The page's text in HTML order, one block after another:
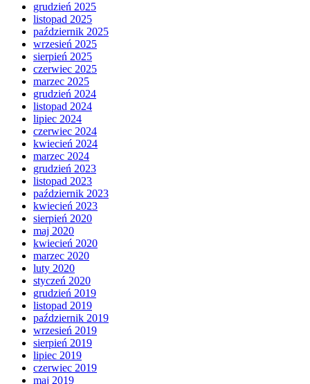
grudzień 2025
listopad 2025
październik 2025
wrzesień 2025
sierpień 2025
czerwiec 2025
marzec 2025
grudzień 2024
listopad 2024
lipiec 2024
czerwiec 2024
kwiecień 2024
marzec 2024
grudzień 2023
listopad 2023
październik 2023
kwiecień 2023
sierpień 2020
maj 2020
kwiecień 2020
marzec 2020
luty 2020
styczeń 2020
grudzień 2019
listopad 2019
październik 2019
wrzesień 2019
sierpień 2019
lipiec 2019
czerwiec 2019
maj 2019